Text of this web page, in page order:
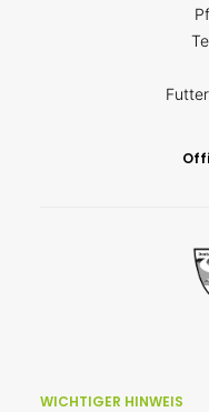
WICHTIGER HINWEIS